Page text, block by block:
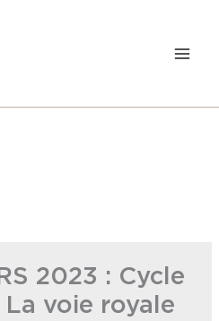
2023 : Cycle
La voie royale